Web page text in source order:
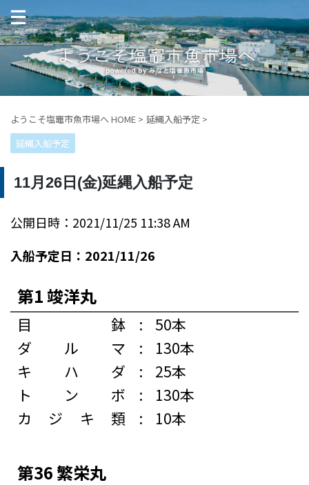
ようこそ塩竈市魚市場へ HOME > 延縄入船予定 >
延縄入船予定
11月26日(金)延縄入船予定
公開日時：2021/11/25 11:38 AM
入船予定日：2021/11/26
第1 竣洋丸
目鉢 :
50本
ダルマ
:
130本
キハダ
:
25本
トンボ
:
130本
カジキ類
: 10本
第36 繁栄丸